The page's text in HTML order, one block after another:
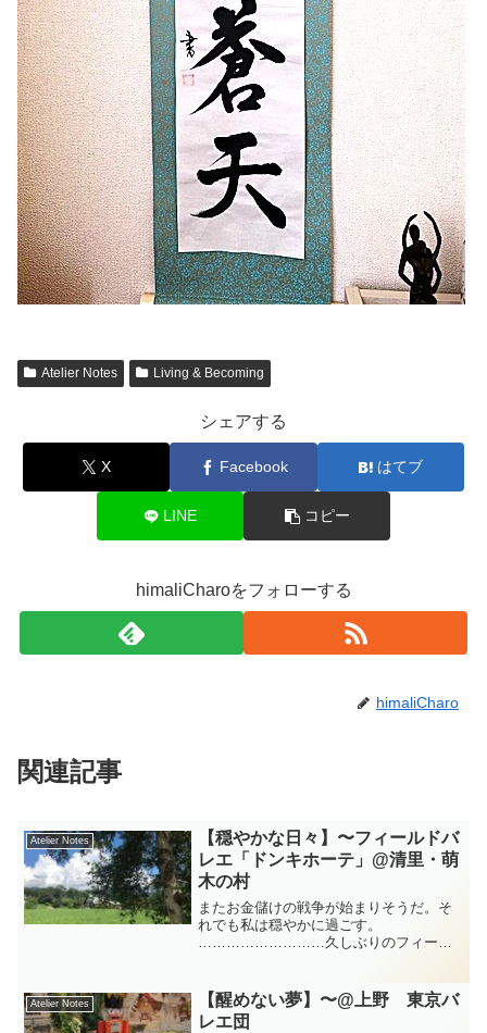
Atelier Notes Living & Becoming
シェアする
X Facebook はてブ
LINE コピー
himaliCharoをフォローする
himaliCharo
関連記事
Atelier Notes
【穏やかな日々】〜フィールドバ
レエ「ドンキホーテ」@清里・萌
木の村
またお金儲けの戦争が始まりそうだ。そ
れでも私は穏やかに過ごす。
………………………久しぶりのフィール
ストダンサー、ニノ・サマダシヴィリが
初日のゲストと聞いては行かないでは...
Atelier Notes
【醒めない夢】〜@上野 東京バ
レエ団